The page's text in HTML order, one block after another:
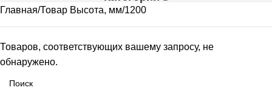
Главная Товар Высота, мм 1200
Товаров, соответствующих вашему запросу, не
обнаружено.